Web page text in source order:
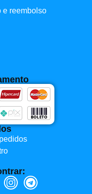
e reembolso